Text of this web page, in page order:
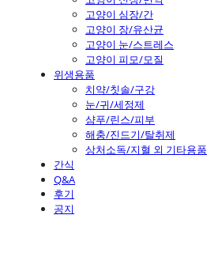
고양이 심장/간
고양이 장/유산균
고양이 눈/스트레스
고양이 피모/모질
위생용품
치약/칫솔/구강
눈/귀/세정제
샴푸/린스/피부
해충/진드기/탈취제
상처소독/지혈 외 기타용품
간식
Q&A
후기
공지